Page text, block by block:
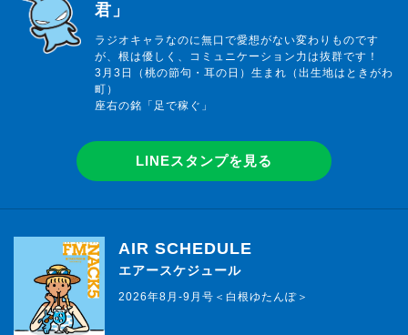
君」
ラジオキャラなのに無口で愛想がない変わりものです
が、根は優しく、コミュニケーション力は抜群です！
3月3日（桃の節句・耳の日）生まれ（出生地はときがわ
町）
座右の銘「足で稼ぐ」
LINEスタンプを見る
AIR SCHEDULE
エアースケジュール
2026年8月-9月号＜白根ゆたんぽ＞